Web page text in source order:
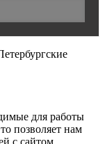
для работы
позволяет нам
с сайтом.